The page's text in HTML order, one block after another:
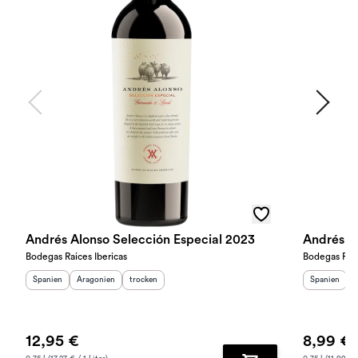
Andrés Alonso Selección Especial 2023
Bodegas Raices Ibericas
Herkunftsland:
Spanien Herkunftsregion:
Aragonien Geschmack
trocken
12,95 €
Andrés
Bodegas
Spanien
8,99 €